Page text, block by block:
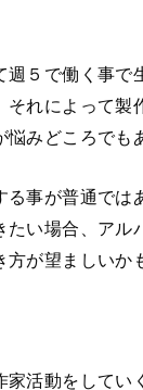
５で働く事で
それによって製
みどころでも
る事が普通では
たい場合、アル
が望ましいか
家活動をしてい